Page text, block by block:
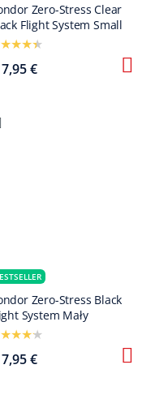
Zero-Stress Clear
Flight System Small
7,95 €
Zero-Stress Black
System Mały
7,95 €